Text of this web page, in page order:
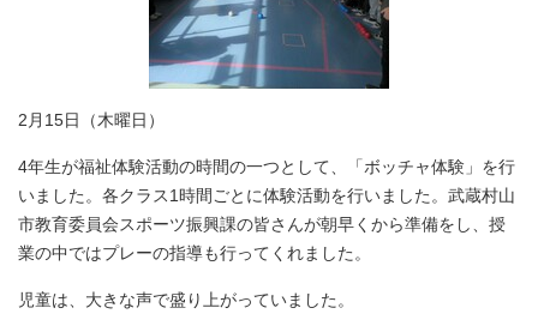
2月15日（木曜日）
4年生が福祉体験活動の時間の一つとして、「ボッチャ体験」を行
いました。各クラス1時間ごとに体験活動を行いました。武蔵村山
市教育委員会スポーツ振興課の皆さんが朝早くから準備をし、授
業の中ではプレーの指導も行ってくれました。
児童は、大きな声で盛り上がっていました。